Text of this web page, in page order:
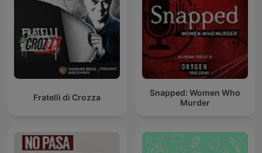
Fratelli di Crozza
Snapped: Women Who
Murder